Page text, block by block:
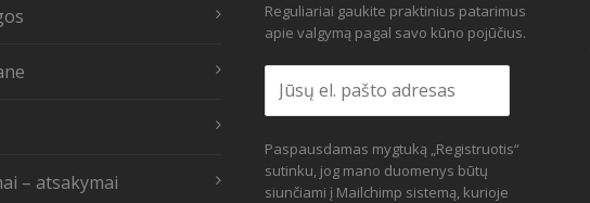
– atsakymai
Reguliariai gaukite praktinius patarimus
apie valgymą pagal savo kūno pojūčius.
Paspausdamas mygtuką „Registruotis“
sutinku, jog mano duomenys būtų
siunčiami į Mailchimp sistemą, kurioje